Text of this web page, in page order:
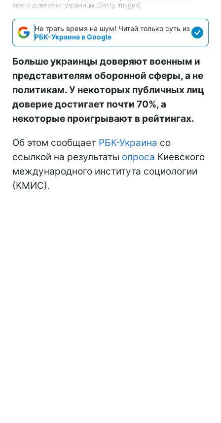
всего доверяют украинцы (Getty Images)
Не трать время на шум! Читай только суть из
РБК-Украина в Google
Больше украинцы доверяют военным и
представителям оборонной сферы, а не
политикам. У некоторых публичных лиц
доверие достигает почти 70%, а
некоторые проигрывают в рейтингах.
Об этом сообщает РБК-Украина со
ссылкой на результаты опроса Киевского
международного института социологии
(КМИС).